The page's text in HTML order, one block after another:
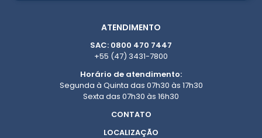
ATENDIMENTO
SAC: 0800 470 7447
+55 (47) 3431-7800
Horário de atendimento:
Segunda à Quinta das 07h30 às 17h30
Sexta das 07h30 às 16h30
CONTATO
LOCALIZAÇÃO